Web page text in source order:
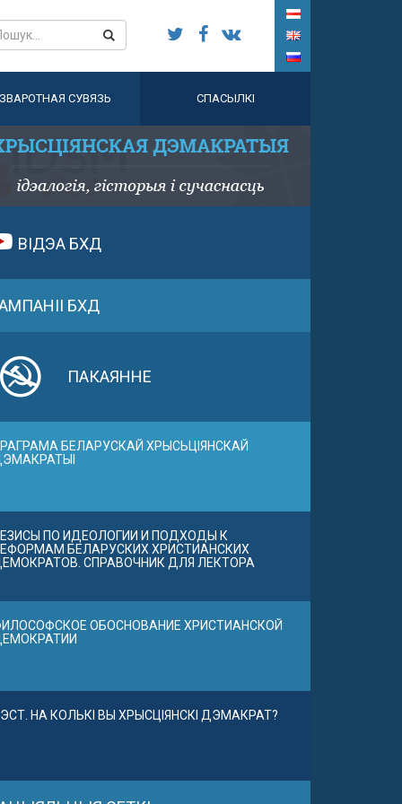
ЗВАРОТНАЯ СУВЯЗЬ СПАСЫЛКІ
ВІДЭА БХД
БХД
ПАКАЯННЕ
БЕЛАРУСКАЙ ХРЫСЬЦІЯНСКАЙ
ПО ИДЕОЛОГИИ И ПОДХОДЫ К
БЕЛАРУСКИХ ХРИСТИАНСКИХ
СПРАВОЧНИК ДЛЯ ЛЕКТОРА
ОБОСНОВАНИЕ ХРИСТИАНСКОЙ
НА КОЛЬКІ ВЫ ХРЫСЦІЯНСКІ ДЭМАКРАТ?